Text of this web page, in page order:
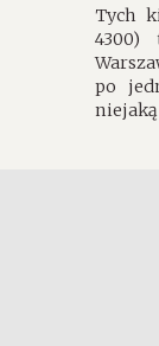
Tych
4300)
po